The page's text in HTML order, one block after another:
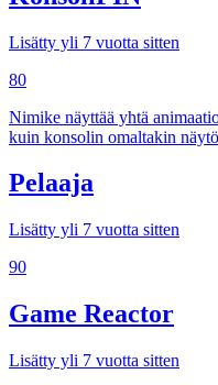
Lisätty yli 7 vuotta sitten
80
Nimike näyttää yhtä
kuin konsolin omaltakin
Pelaaja
Lisätty yli 7 vuotta sitten
90
Game Reactor
Lisätty yli 7 vuotta sitten